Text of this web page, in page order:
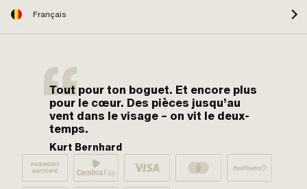
Français
Tout pour ton boguet. Et encore plus
pour le cœur. Des pièces jusqu’au
vent dans le visage – on vit le deux-
temps.
Kurt Bernhard